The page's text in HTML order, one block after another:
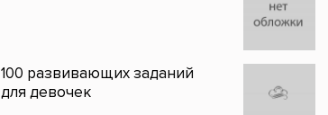
100 развивающих заданий
для девочек